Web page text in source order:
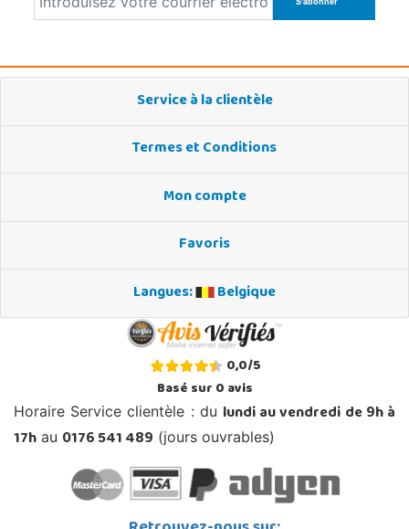
Service à la clientèle
Termes et Conditions
Mon compte
Favoris
Langues:
Belgique
0,0/5
Basé sur0avis
Horaire Service clientèle : du lundi au vendredi de 9h à
17h au 0176 541 489 (jours ouvrables)